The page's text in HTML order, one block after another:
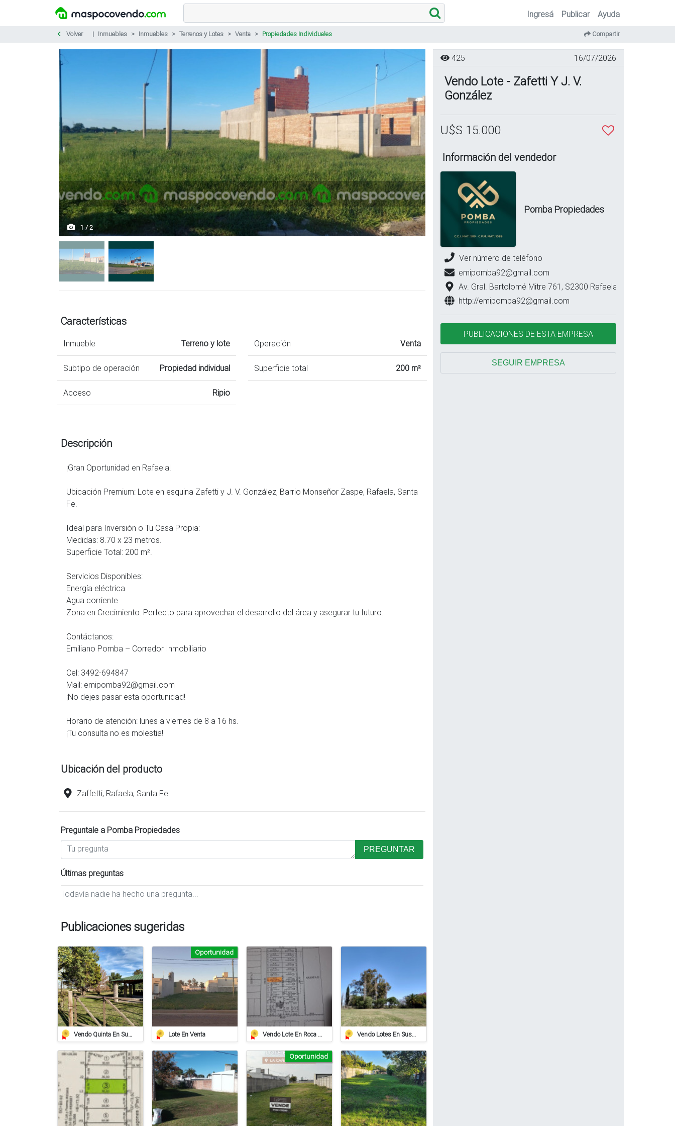
Ingresá Publicar Ayuda
Volver Inmuebles Inmuebles Terrenos y Lotes Venta Propiedades Individuales Compartir
1 / 2
Características
Inmueble Terreno y lote
Subtipo de operación Propiedad individual
Acceso Ripio
Operación Venta
Superficie total 200 m²
Descripción
¡Gran Oportunidad en Rafaela!
Ubicación Premium: Lote en esquina Zafetti y J. V. González, Barrio Monseñor Zaspe, Rafaela, Santa
Fe.
Ideal para Inversión o Tu Casa Propia:
Medidas: 8.70 x 23 metros.
Superficie Total: 200 m².
Servicios Disponibles:
Energía eléctrica
Agua corriente
Zona en Crecimiento: Perfecto para aprovechar el desarrollo del área y asegurar tu futuro.
Contáctanos:
Emiliano Pomba – Corredor Inmobiliario
Cel: 3492-694847
Mail: emipomba92@gmail.com
¡No dejes pasar esta oportunidad!
Horario de atención: lunes a viernes de 8 a 16 hs.
¡Tu consulta no es molestia!
Ubicación del producto
Zaffetti, Rafaela, Santa Fe
Preguntale a Pomba Propiedades
PREGUNTAR
Últimas preguntas
Todavía nadie ha hecho una pregunta...
Publicaciones sugeridas
Vendo Quinta En Susana Lote En Venta
Oportunidad
Vendo Lote En Roca De 612 Mts/2º Vendo Lotes En Susana
Oportunidad
425 16/07/2026
Vendo Lote - Zafetti Y J. V.
González
U$S 15.000
Información del vendedor
Pomba Propiedades
Ver número de teléfono
emipomba92@gmail.com
Av. Gral. Bartolomé Mitre 761, S2300 Rafaela, Santa Fe
http://emipomba92@gmail.com
PUBLICACIONES DE ESTA EMPRESA
SEGUIR EMPRESA